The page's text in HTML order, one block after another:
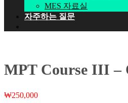
MES 자료실
자주하는 질문
MPT Course III –
₩250,000